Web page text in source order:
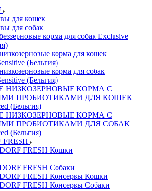
для кошек
для собак
корма для собак Exclusive
корма для кошек
(Бельгия)
корма для собак
(Бельгия)
НИЗКОЗЕРНОВЫЕ КОРМА С
ПРОБИОТИКАМИ ДЛЯ КОШЕК
(Бельгия)
НИЗКОЗЕРНОВЫЕ КОРМА С
ПРОБИОТИКАМИ ДЛЯ СОБАК
(Бельгия)
FRESH
FRESH Кошки
FRESH Собаки
FRESH Консервы Кошки
FRESH Консервы Собаки